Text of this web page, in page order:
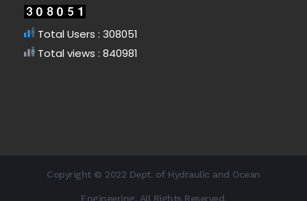
Total Users : 308051
Total views : 840981
Copyright © 2022 Dept. of Hydraulic and Ocean
Engineering. All Rights Reserved.